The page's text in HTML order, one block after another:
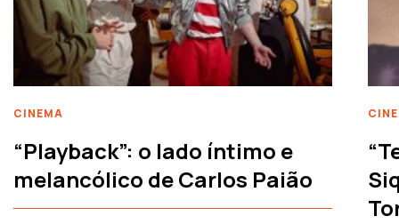
CINEMA
“Playback”: o lado íntimo e
melancólico de Carlos Paião